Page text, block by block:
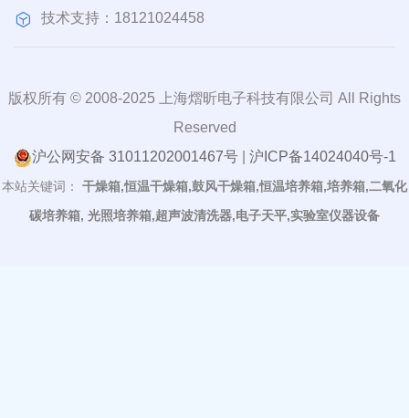
技术支持：18121024458
版权所有 © 2008-2025 上海熠昕电子科技有限公司 All Rights
Reserved
沪公网安备 31011202001467号| 沪ICP备14024040号-1
本站关键词：
干燥箱,恒温干燥箱,鼓风干燥箱,恒温培养箱,培养箱,二氧化
碳培养箱, 光照培养箱,超声波清洗器,电子天平,实验室仪器设备